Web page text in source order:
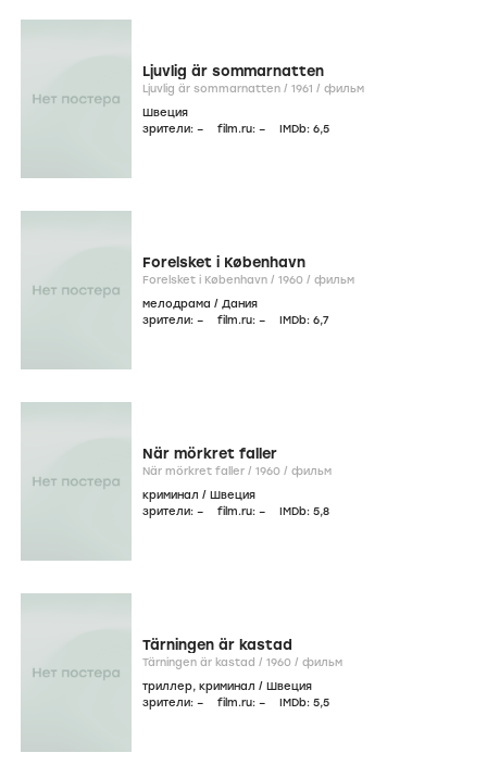
Ljuvlig är sommarnatten
Ljuvlig är sommarnatten / 1961 / фильм
Швеция
зрители: – film.ru: – IMDb: 6,5
Forelsket i København
Forelsket i København / 1960 / фильм
мелодрама / Дания
зрители: – film.ru: – IMDb: 6,7
När mörkret faller
När mörkret faller / 1960 / фильм
криминал / Швеция
зрители: – film.ru: – IMDb: 5,8
Tärningen är kastad
Tärningen är kastad / 1960 / фильм
триллер, криминал / Швеция
зрители: – film.ru: – IMDb: 5,5